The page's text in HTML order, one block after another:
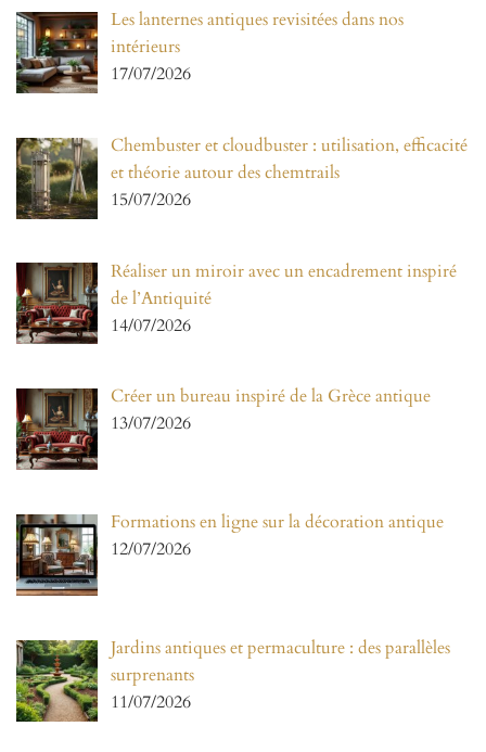
Les lanternes antiques revisitées dans nos
intérieurs
17/07/2026
Chembuster et cloudbuster : utilisation, efficacité
et théorie autour des chemtrails
15/07/2026
Réaliser un miroir avec un encadrement inspiré
de l’Antiquité
14/07/2026
Créer un bureau inspiré de la Grèce antique
13/07/2026
Formations en ligne sur la décoration antique
12/07/2026
Jardins antiques et permaculture : des parallèles
surprenants
11/07/2026